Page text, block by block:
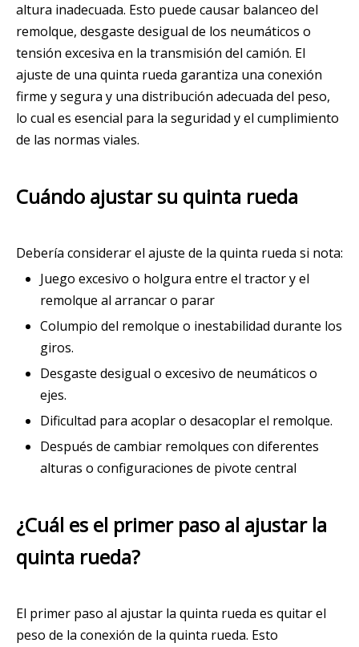
altura inadecuada. Esto puede causar balanceo del
remolque, desgaste desigual de los neumáticos o
tensión excesiva en la transmisión del camión. El
ajuste de una quinta rueda garantiza una conexión
firme y segura y una distribución adecuada del peso,
lo cual es esencial para la seguridad y el cumplimiento
de las normas viales.
Cuándo ajustar su quinta rueda
Debería considerar el ajuste de la quinta rueda si nota:
Juego excesivo o holgura entre el tractor y el
remolque al arrancar o parar
Columpio del remolque o inestabilidad durante los
giros.
Desgaste desigual o excesivo de neumáticos o
ejes.
Dificultad para acoplar o desacoplar el remolque.
Después de cambiar remolques con diferentes
alturas o configuraciones de pivote central
¿Cuál es el primer paso al ajustar la
quinta rueda?
El primer paso al ajustar la quinta rueda es quitar el
peso de la conexión de la quinta rueda. Esto